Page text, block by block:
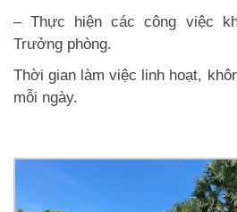
– Thực hiện các công việc
Trưởng phòng.
Thời gian làm việc linh hoạt,
mỗi ngày.